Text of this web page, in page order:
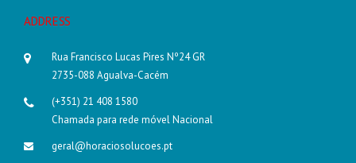
ADDRESS
Rua Francisco Lucas Pires Nº24 GR
2735-088 Agualva-Cacém
(+351) 21 408 1580
Chamada para rede móvel Nacional
geral@horaciosolucoes.pt